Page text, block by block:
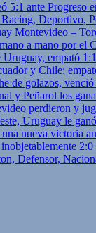
5:1 ante Progreso
Deportivo,
Montevideo –
a mano por el
empató
y Chile;
de golazos,
y Peñarol los
perdieron y
Uruguay le
nueva victoria
Defensor,